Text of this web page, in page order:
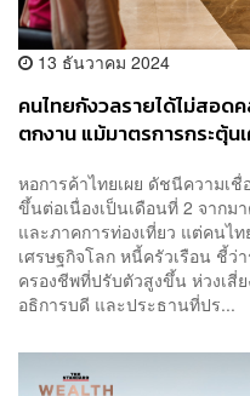
13 ธันวาคม 2024
คนไทยกังวลรายได้ไม่สอ
ตกงาน แม้มาตรการกระตุ้
หอการค้าไทยเผย ดัชนีความเ
ขึ้นต่อเนื่องเป็นเดือนที่ 2 จากม
และภาคการท่องเที่ยว แต่คนไ
เศรษฐกิจโลก หนี้ครัวเรือน ชี้ว่
ครองชีพที่ปรับตัวสูงขึ้น ห่วงเ
อธิการบดี และประธานที่ปร...